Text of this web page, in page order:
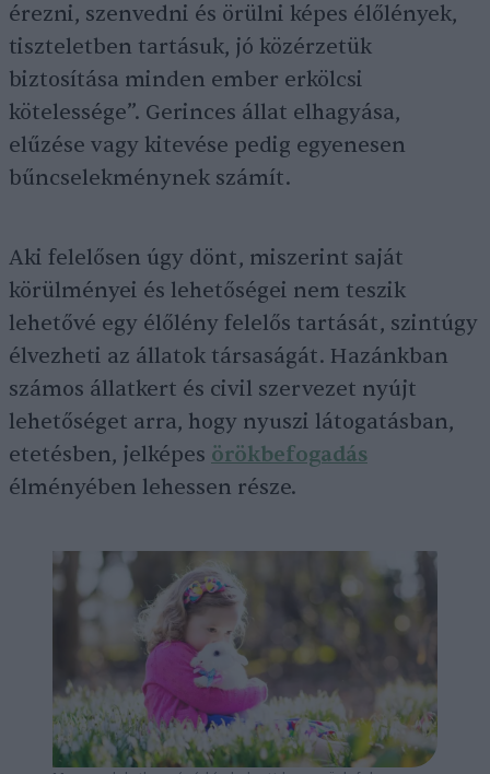
érezni, szenvedni és örülni képes élőlények,
tiszteletben tartásuk, jó közérzetük
biztosítása minden ember erkölcsi
kötelessége”. Gerinces állat elhagyása,
elűzése vagy kitevése pedig egyenesen
bűncselekménynek számít.
Aki felelősen úgy dönt, miszerint saját
körülményei és lehetőségei nem teszik
lehetővé egy élőlény felelős tartását, szintúgy
élvezheti az állatok társaságát. Hazánkban
számos állatkert és civil szervezet nyújt
lehetőséget arra, hogy nyuszi látogatásban,
etetésben, jelképes örökbefogadás
élményében lehessen része.